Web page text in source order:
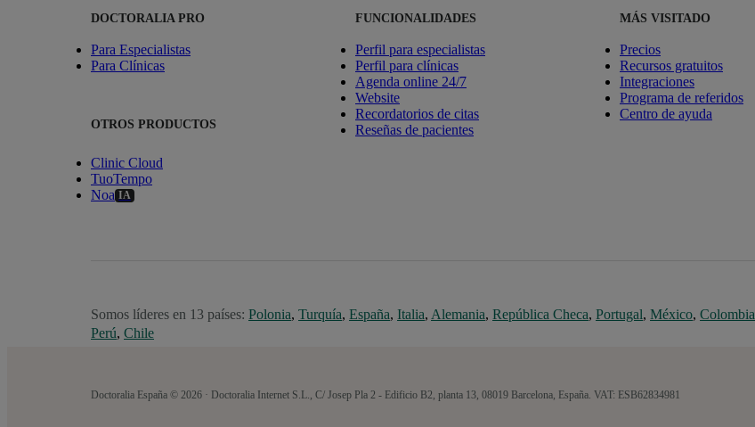
DOCTORALIA PRO
Para Especialistas
Para Clínicas
OTROS PRODUCTOS
Clinic Cloud
TuoTempo
Noa IA
FUNCIONALIDADES
Perfil para especialistas
Perfil para clínicas
Agenda online 24/7
Website
Recordatorios de citas
Reseñas de pacientes
MÁS VISITADO
Precios
Recursos gratuitos
Integraciones
Programa de referidos
Centro de ayuda
Somos líderes en 13 países: Polonia, Turquía, España, Italia, Alemania, República Checa, Portugal, México, Colombia
Perú, Chile
Doctoralia España © 2026 · Doctoralia Internet S.L., C/ Josep Pla 2 - Edificio B2, planta 13, 08019 Barcelona, España. VAT: ESB62834981